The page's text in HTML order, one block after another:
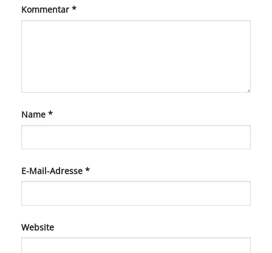
Kommentar *
Name *
E-Mail-Adresse *
Website